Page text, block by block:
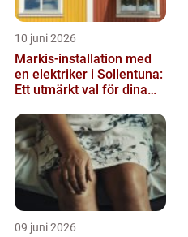
10 juni 2026
Markis-installation med
en elektriker i Sollentuna:
Ett utmärkt val för dina
09 juni 2026